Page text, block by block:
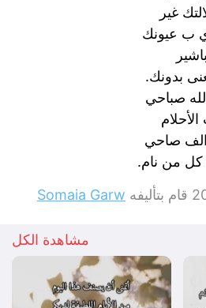
غير
ب عيونك
بدونك.
صباحي
صاحي
من نام.
قام بتأليفه Somaia Garw
مشاهدة الكل